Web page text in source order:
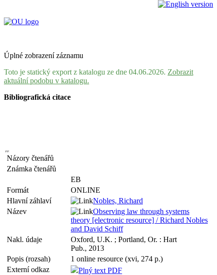
Úplné zobrazení záznamu
Toto je statický export z katalogu ze dne 04.06.2026. Zobrazit
aktuální podobu v katalogu.
Bibliografická citace
Názory čtenářů
Známka čtenářů
EB
Formát
ONLINE
Hlavní záhlaví
Nobles, Richard
Název
Observing law through systems
theory [electronic resource] / Richard Nobles
and David Schiff
Nakl. údaje
Oxford, U.K. ; Portland, Or. : Hart
Pub., 2013
Popis (rozsah)
1 online resource (xvi, 274 p.)
Externí odkaz
Plný text PDF